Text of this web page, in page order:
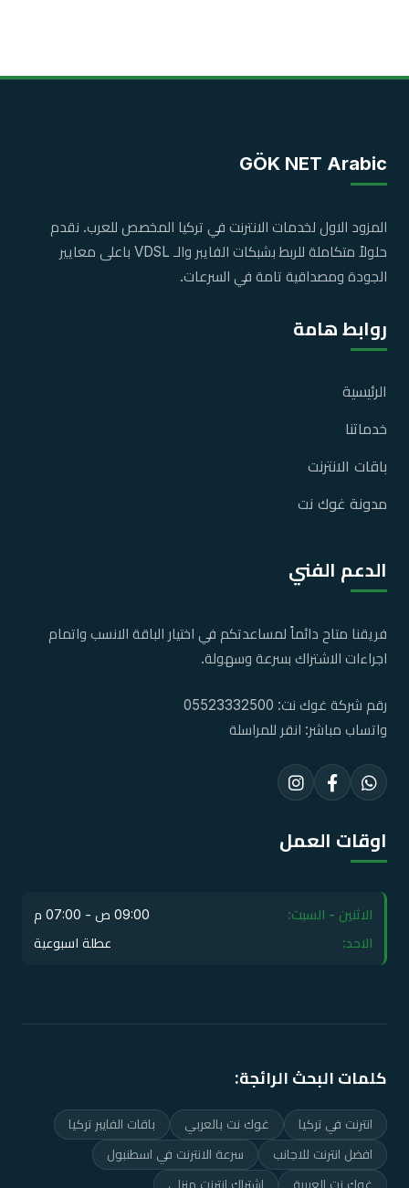
GÖK NET Arabic
المزود الاول لخدمات الانترنت في تركيا المخصص للعرب. نقدم
حلولاً متكاملة للربط بشبكات الفايبر والـ VDSL باعلى معايير
الجودة ومصداقية تامة في السرعات.
روابط هامة
الرئيسية
خدماتنا
باقات الانترنت
مدونة غوك نت
الدعم الفني
فريقنا متاح دائماً لمساعدتكم في اختيار الباقة الانسب واتمام
اجراءات الاشتراك بسرعة وسهولة.
رقم شركة غوك نت: 05523332500
واتساب مباشر: انقر للمراسلة
اوقات العمل
الاثنين - السبت:
09:00 ص - 07:00 م
الاحد:
عطلة اسبوعية
كلمات البحث الرائجة:
انترنت في تركيا غوك نت بالعربي باقات الفايبر تركيا
افضل انترنت للاجانب سرعة الانترنت في اسطنبول
غوك نت العربية اشتراك انترنت منزلي